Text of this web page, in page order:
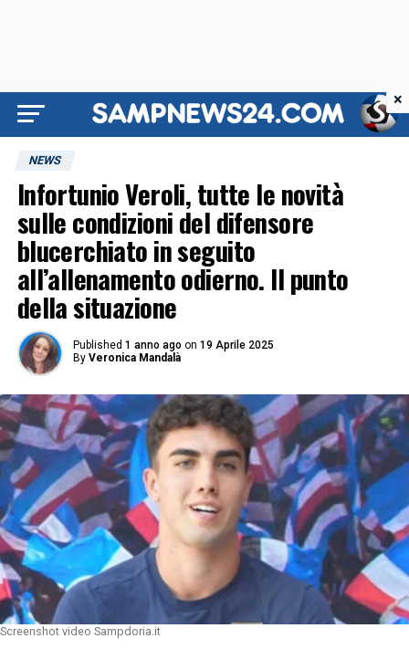
NEWS
Infortunio Veroli, tutte le novità
sulle condizioni del difensore
blucerchiato in seguito
all’allenamento odierno. Il punto
della situazione
Published 1 anno ago on 19 Aprile 2025
By Veronica Mandalà
Screenshot video Sampdoria.it
×